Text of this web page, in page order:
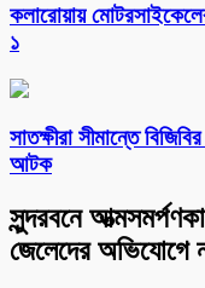
কলারোয়ায়
১
সাতক্ষীরা সীমান্তে
আটক
সুন্দরবনে
জেলেদের